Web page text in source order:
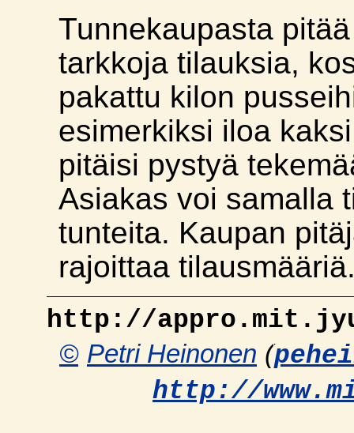
Tunnekaupasta
tarkkoja tilauksia,
pakattu kilon
esimerkiksi iloa
pitäisi pystyä
Asiakas voi samalla
tunteita. Kaupan
rajoittaa
http://
© Petri Heinonen (
http://